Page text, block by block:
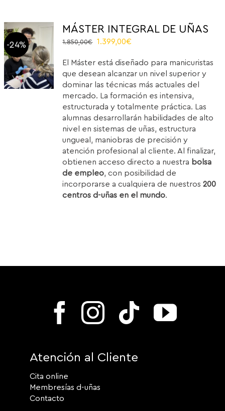
-24%
MÁSTER INTEGRAL DE UÑAS
1.850,00€
El
original
era:
1.850,00€.
1.399,00€
actual
es:
1.399,00€.
El Máster está diseñado para manicuristas
que desean alcanzar un nivel superior y
dominar las técnicas más actuales del
mercado. La formación es intensiva,
estructurada y totalmente práctica. Las
alumnas desarrollarán habilidades de alto
nivel en sistemas de uñas, estructura
ungueal, maniobras de precisión y
atención profesional al cliente. Al finalizar,
obtienen acceso directo a nuestra bolsa
de empleo, con posibilidad de
incorporarse a cualquiera de nuestros200
centros d-uñas en el mundo.
Atención al Cliente
Cita online
Membresías d-uñas
Contacto